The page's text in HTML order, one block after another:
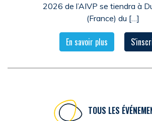
2026 de l’AIVP se tiendra à
(France) du […]
En savoir plus
TOUS LES